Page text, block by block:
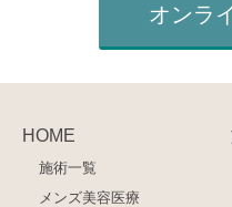
オンラ
HOME
施術一覧
メンズ美容医療